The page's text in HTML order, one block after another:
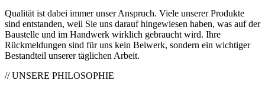
Qualität ist dabei immer unser Anspruch. Viele unserer Produkte
sind entstanden, weil Sie uns darauf hingewiesen haben, was auf der
Baustelle und im Handwerk wirklich gebraucht wird. Ihre
Rückmeldungen sind für uns kein Beiwerk, sondern ein wichtiger
Bestandteil unserer täglichen Arbeit.
// UNSERE PHILOSOPHIE